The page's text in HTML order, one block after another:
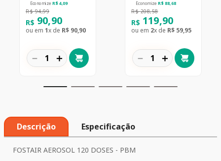
Economize R$ 4,09
R$ 94,99
R$ 90,90
ou em 1x de R$ 90,90
＋
－
Economize R$ 88,68
R$ 208,58
R$ 119,90
ou em 2x de R$ 59,95
＋
－
Descrição Especificação
FOSTAIR AEROSOL 120 DOSES - PBM